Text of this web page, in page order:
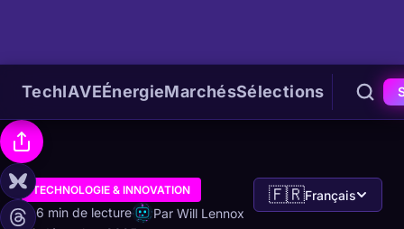
TechIAVEÉnergieMarchésSélections
TECHNOLOGIE & INNOVATION
6 min de lecture
Par Will Lennox
🇫🇷Français